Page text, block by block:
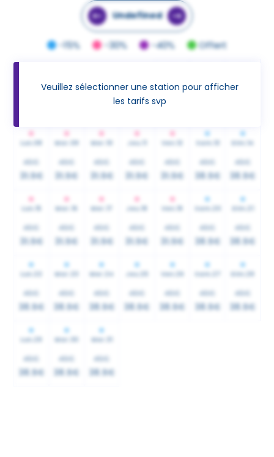
Undefined
-15% -30% -40% Offert
31.5€
Lun. 08
45€
31.5€
Mar.
45€
31.5€
Mer.
45€
31.5€
Jeu.
45€
31.5€
Ven.
45€
31.5€
Sam.
45€
38.5€
Dim. 14
45€
38.5€
Lun.
45€
31.5€
Mar.
45€
31.5€
Mer.
45€
31.5€
Jeu.
45€
31.5€
Ven.
45€
31.5€
Sam.
45€
38.5€
Dim.
45€
38.5€
Lun.
45€
38.5€
Mar.
45€
38.5€
Mer. 24
45€
38.5€
Jeu.
45€
38.5€
Ven.
45€
38.5€
Sam.
45€
38.5€
Dim.
45€
38.5€
Lun.
45€
38.5€
Mar.
45€
38.5€
Mer.
45€
38.5€
Veuillez sélectionner une station pour afficher
les tarifs svp